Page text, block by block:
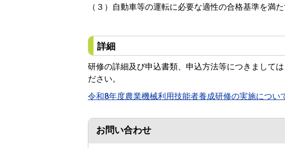
（３）自動車等の運転に必要な適性の合格基準を満た
詳細
研修の詳細及び申込書類、申込方法等につきまして
ださい。
令和8年度農業機械利用技能者養成研修の実施につい
お問い合わせ